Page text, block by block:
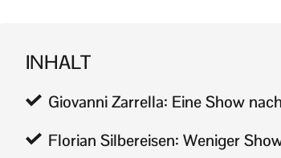
INHALT
Giovanni Zarrella: Eine Show
Florian Silbereisen: Weniger